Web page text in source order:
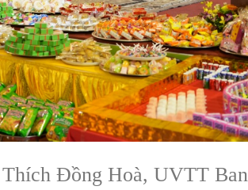
Đồng Hoà, UVTT